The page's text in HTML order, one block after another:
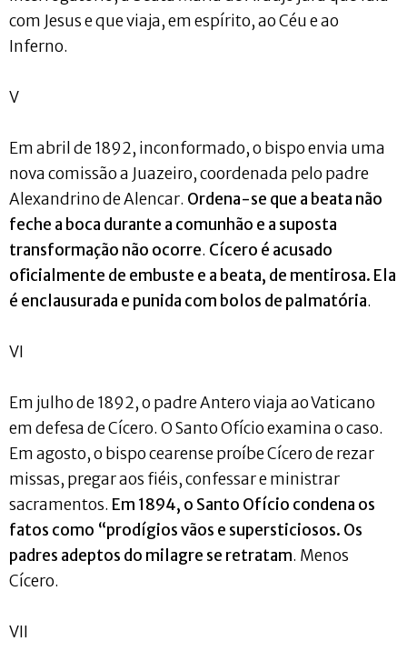
com Jesus e que viaja, em espírito, ao Céu e ao
Inferno.
V
Em abril de 1892, inconformado, o bispo envia uma
nova comissão a Juazeiro, coordenada pelo padre
Alexandrino de Alencar. Ordena-se que a beata não
feche a boca durante a comunhão e a suposta
transformação não ocorre. Cícero é acusado
oficialmente de embuste e a beata, de mentirosa. Ela
é enclausurada e punida com bolos de palmatória.
VI
Em julho de 1892, o padre Antero viaja ao Vaticano
em defesa de Cícero. O Santo Ofício examina o caso.
Em agosto, o bispo cearense proíbe Cícero de rezar
missas, pregar aos fiéis, confessar e ministrar
sacramentos. Em 1894, o Santo Ofício condena os
fatos como “prodígios vãos e supersticiosos. Os
padres adeptos do milagre se retratam. Menos
Cícero.
VII